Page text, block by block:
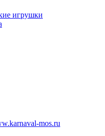
игрушки
mos.ru